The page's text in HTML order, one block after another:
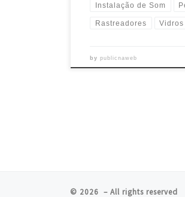
Instalação de Som
Rastreadores
bypublicnaweb
© 2026 – All rights reserved